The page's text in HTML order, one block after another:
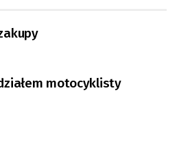
motocyklisty